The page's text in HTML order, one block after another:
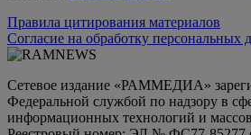
Правила цитирования материалов
Согласие на обработку персональных
Сетевое издание «РАММЕДИА»
Федеральной службой по надзору в
информационных технологий и